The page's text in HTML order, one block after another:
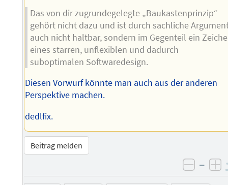
Das von dir zugrundegelegte „Baukastenprinzip“
gehört nicht dazu und ist durch sachliche
auch nicht haltbar, sondern im Gegenteil ein
eines starren, unflexiblen und dadurch
suboptimalen Softwaredesign.
Diesen Vorwurf könnte man auch aus der anderen
Perspektive machen.
dedlfix.
Beitrag melden
–